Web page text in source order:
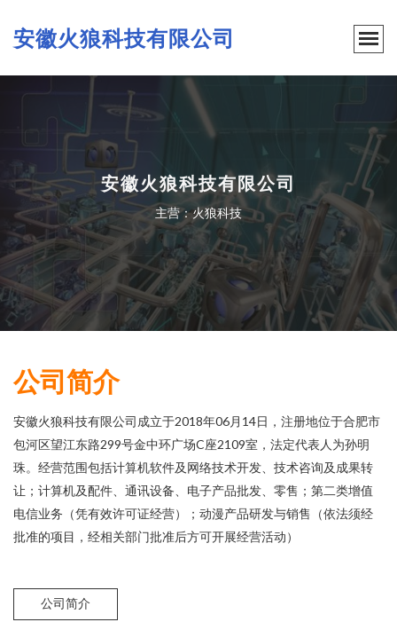
安徽火狼科技有限公司
安徽火狼科技有限公司
主营：火狼科技
公司简介
安徽火狼科技有限公司成立于2018年06月14日，注册地位于合肥市
包河区望江东路299号金中环广场C座2109室，法定代表人为孙明
珠。经营范围包括计算机软件及网络技术开发、技术咨询及成果转
让；计算机及配件、通讯设备、电子产品批发、零售；第二类增值
电信业务（凭有效许可证经营）；动漫产品研发与销售（依法须经
批准的项目，经相关部门批准后方可开展经营活动）
公司简介